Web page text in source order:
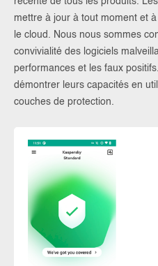
mettre à jour à tout moment et
le cloud. Nous nous sommes
convivialité des logiciels
performances et les faux
démontrer leurs capacités en
couches de protection.